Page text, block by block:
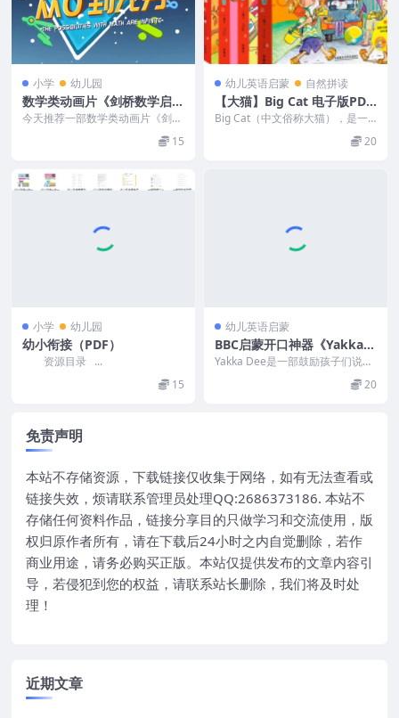
小学 幼儿园
数学类动画片《剑桥数学启
蒙》-MP4视频16节中英双版
今天推荐一部数学类动画片《剑桥
数学启蒙》，从小培养孩子对数学
15
幼儿英语启蒙 自然拼读
【大猫】Big Cat 电子版PDF
+音频+自然拼读+练习册
Big Cat（中文俗称大猫），是一
套从阅读出发，全面系统帮助孩子
20
小学 幼儿园
幼小衔接（PDF）
资源目录 ...
15
幼儿英语启蒙
BBC启蒙开口神器《Yakka D
ee》全5季动画视频，每天5
Yakka Dee是一部鼓励孩子们说话
的BBC电视节目，对于非英语母语
20
免责声明
本站不存储资源，下载链接仅收集于网络，如有无法查看或
链接失效，烦请联系管理员处理QQ:2686373186. 本站不
存储任何资料作品，链接分享目的只做学习和交流使用，版
权归原作者所有，请在下载后24小时之内自觉删除，若作
商业用途，请务必购买正版。本站仅提供发布的文章内容引
导，若侵犯到您的权益，请联系站长删除，我们将及时处
理！
近期文章